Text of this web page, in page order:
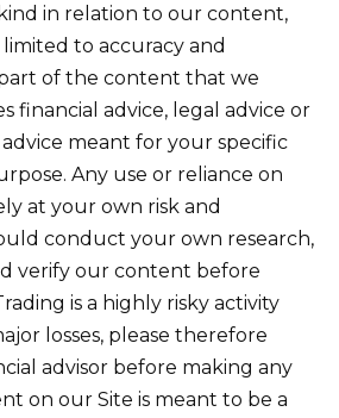
in relation to our content,
to accuracy and
of the content that we
financial advice, legal advice or
meant for your specific
Any use or reliance on
at your own risk and
conduct your own research,
verify our content before
is a highly risky activity
losses, please therefore
advisor before making any
on our Site is meant to be a